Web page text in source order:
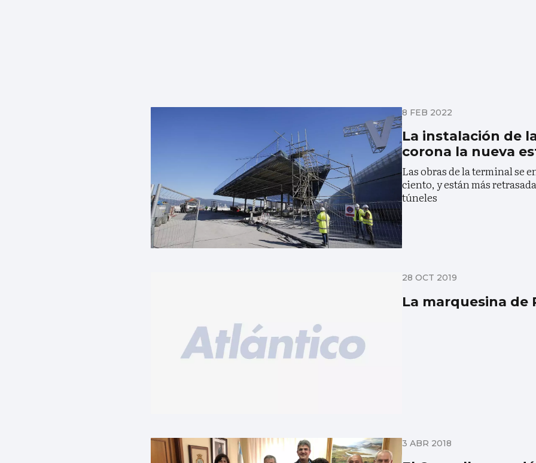
8 FEB 2022
La instalación de
corona la nueva
Las obras de la terminal se
ciento, y están más
túneles
28 OCT 2019
La marquesina de
3 ABR 2018